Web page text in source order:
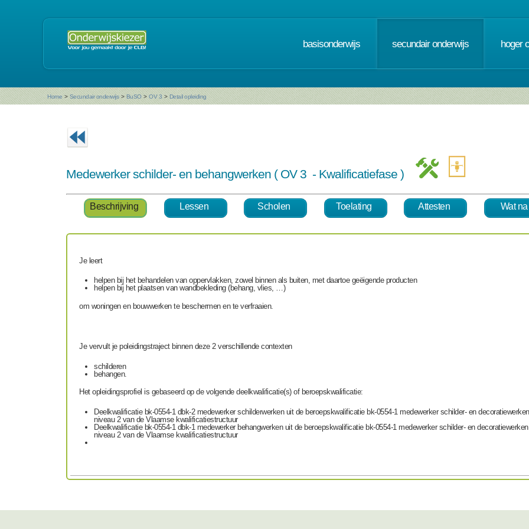
basisonderwijs secundair onderwijs hoger
Home > Secundair onderwijs > BuSO > OV 3 > Detail opleiding
Medewerker schilder- en behangwerken ( OV 3 - Kwalificatiefase )
Beschrijving Lessen Scholen Toelating Attesten Wat na
Je leert
helpen bij het behandelen van oppervlakken, zowel binnen als buiten, met daartoe geëigende producten
helpen bij het plaatsen van wandbekleding (behang, vlies, …)
om woningen en bouwwerken te beschermen en te verfraaien.
Je vervult je poleidingstraject binnen deze 2 verschillende contexten
schilderen
behangen.
Het opleidingsprofiel is gebaseerd op de volgende deelkwalificatie(s) of beroepskwalificatie:
Deelkwalificatie bk-0554-1 dbk-2 medewerker schilderwerken uit de beroepskwalificatie bk-0554-1 medewerker schilder- en
niveau 2 van de Vlaamse kwalificatiestructuur
Deelkwalificatie bk-0554-1 dbk-1 medewerker behangwerken uit de beroepskwalificatie bk-0554-1 medewerker schilder- en
niveau 2 van de Vlaamse kwalificatiestructuur